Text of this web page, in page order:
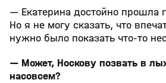
— Екатерина достойно прошла
Но я не могу сказать, что
нужно было показать что‑то
— Может, Носкову позвать в
насовсем?